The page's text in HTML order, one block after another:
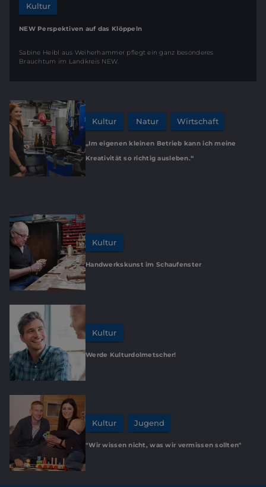
Kultur
NEW Perspektiven auf das Klöppeln
Sabine Heibl aus Weiherhammer pflegt ein ganz besonderes
Brauchtum im Landkreis NEW.
Kultur Natur Wirtschaft
„Im eigenen kleinen Betrieb kann ich meine
Kreativität so richtig ausleben.“
Kultur
Handwerkskunst im Schaufenster
Kultur
Werde Kulturdolmetscher!
Kultur Jugend
"Wir wissen nicht, was wir vermissen sollten"